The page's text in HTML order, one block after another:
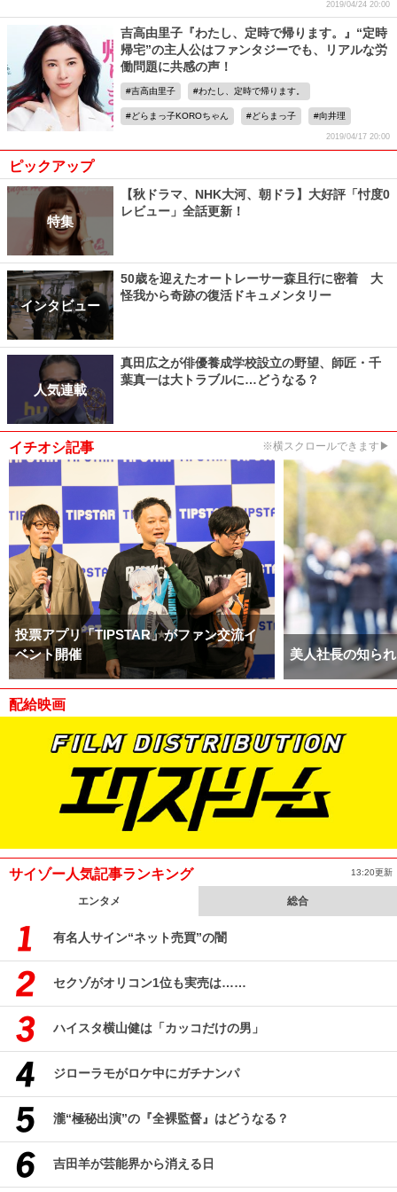
2019/04/24 20:00
吉高由里子『わたし、定時で帰ります。』“定時
帰宅”の主人公はファンタジーでも、リアルな労
働問題に共感の声！
吉高由里子 わたし、定時で帰ります。
どらまっ子KOROちゃん どらまっ子 向井理
2019/04/17 20:00
ピックアップ
特集
【秋ドラマ、NHK大河、朝ドラ】大好評「忖度0
レビュー」全話更新！
インタビュー
50歳を迎えたオートレーサー森且行に密着 大
怪我から奇跡の復活ドキュメンタリー
人気連載
真田広之が俳優養成学校設立の野望、師匠・千
葉真一は大トラブルに…どうなる？
イチオシ記事 ※横スクロールできます▶
投票アプリ「TIPSTAR」がファン交流イ
ベント開催
美人社長の知ら
配給映画
サイゾー人気記事ランキング 13:20更新
エンタメ 総合
有名人サイン“ネット売買”の闇
セクゾがオリコン1位も実売は……
ハイスタ横山健は「カッコだけの男」
ジローラモがロケ中にガチナンパ
瀧“極秘出演”の『全裸監督』はどうなる？
吉田羊が芸能界から消える日